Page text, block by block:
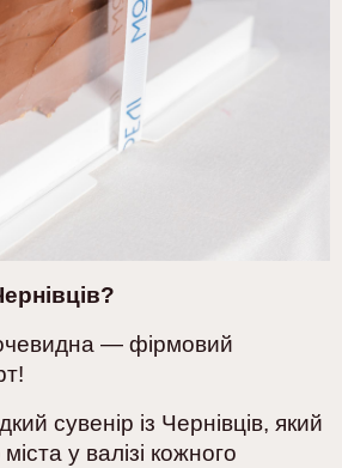
— фірмовий
сувенір із Чернівців, який
у валізі кожного